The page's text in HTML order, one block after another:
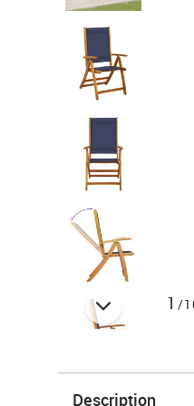
1 /
Description